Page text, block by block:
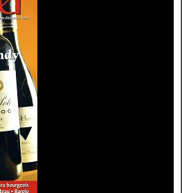
5913-8046）